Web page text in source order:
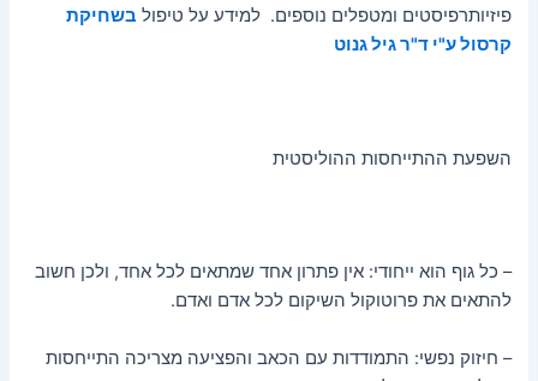
פיזיותרפיסטים ומטפלים נוספים. למידע על טיפול בשחיקת
קרסול ע"י ד"ר גיל גנוט
השפעת ההתייחסות ההוליסטית
– כל גוף הוא ייחודי: אין פתרון אחד שמתאים לכל אחד, ולכן חשוב
להתאים את פרוטוקול השיקום לכל אדם ואדם.
– חיזוק נפשי: התמודדות עם הכאב והפציעה מצריכה התייחסות